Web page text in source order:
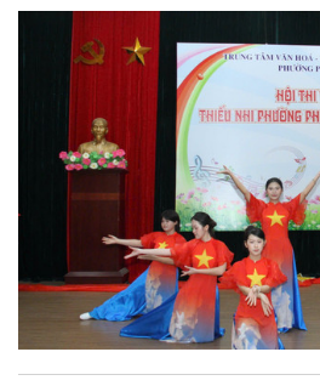
phố trên địa bàn.